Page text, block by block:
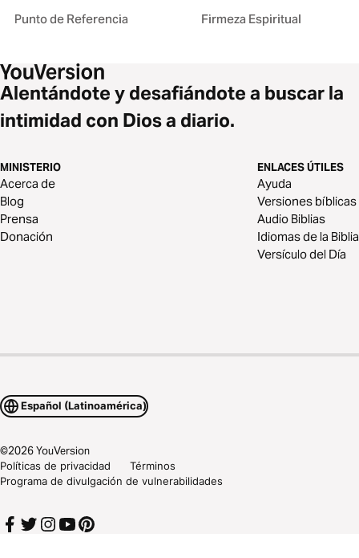
Punto de Referencia Firmeza Espiritual
Alentándote y desafiándote a buscar la
intimidad con Dios a diario.
MINISTERIO
Acerca de
Blog
Prensa
Donación
ENLACES ÚTILES
Ayuda
Versiones bíblicas
Audio Biblias
Idiomas de la Biblia
Versículo del Día
Español (Latinoamérica)
©2026YouVersion
Políticas de privacidad
Términos
Programa de divulgación de vulnerabilidades